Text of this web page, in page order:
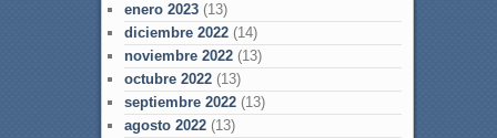
enero 2023(13)
diciembre 2022(14)
noviembre 2022(13)
octubre 2022(13)
septiembre 2022(13)
agosto 2022(13)